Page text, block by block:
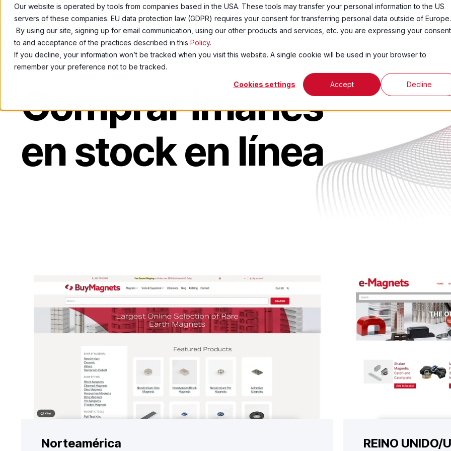
Our website is operated by tools from companies based in the USA. These tools may transfer your personal information to the US
servers of these companies. EU data protection law (GDPR) requires your consent for transferring personal data outside of Europe.
By using our site, signing up for email communication, using our other products and services, etc. you are expressing your consent
to and acceptance of the practices described in this Policy.
If you decline, your information won’t be tracked when you visit this website. A single cookie will be used in your browser to
remember your preference not to be tracked.
Cookies settings Accept Decline
Productos Industrias Acerca De Recursos
Comprar imanes
en stock en línea
Norteamérica REINO UNIDO/